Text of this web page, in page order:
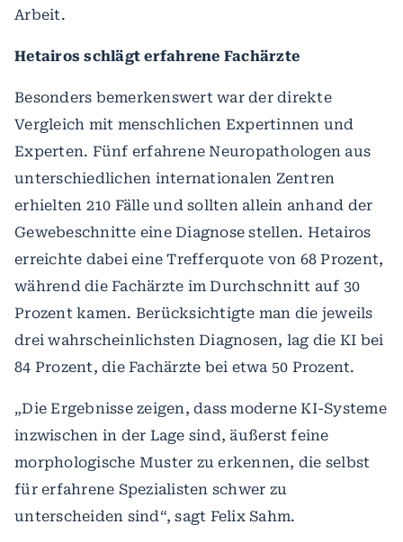
Arbeit.
Hetairos schlägt erfahrene Fachärzte
Besonders bemerkenswert war der direkte
Vergleich mit menschlichen Expertinnen und
Experten. Fünf erfahrene Neuropathologen aus
unterschiedlichen internationalen Zentren
erhielten 210 Fälle und sollten allein anhand der
Gewebeschnitte eine Diagnose stellen. Hetairos
erreichte dabei eine Trefferquote von 68 Prozent,
während die Fachärzte im Durchschnitt auf 30
Prozent kamen. Berücksichtigte man die jeweils
drei wahrscheinlichsten Diagnosen, lag die KI bei
84 Prozent, die Fachärzte bei etwa 50 Prozent.
„Die Ergebnisse zeigen, dass moderne KI-Systeme
inzwischen in der Lage sind, äußerst feine
morphologische Muster zu erkennen, die selbst
für erfahrene Spezialisten schwer zu
unterscheiden sind“, sagt Felix Sahm.